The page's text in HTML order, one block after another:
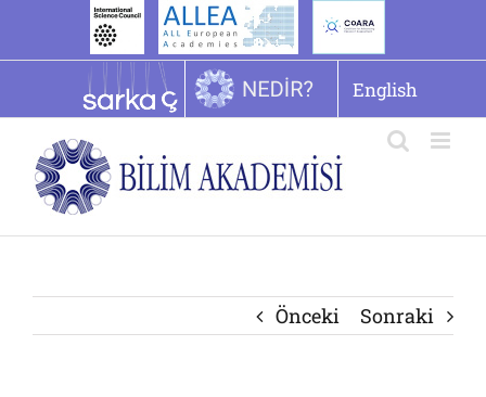
English
Önceki Sonraki